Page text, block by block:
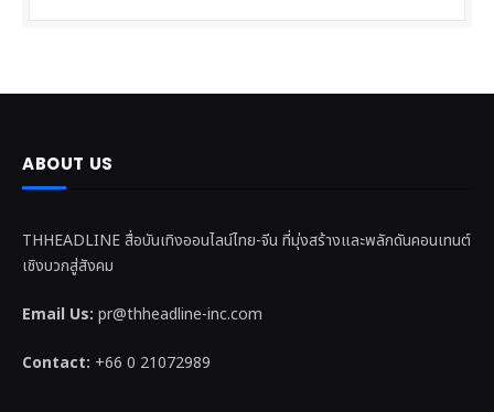
ABOUT US
THHEADLINE สื่อบันเทิงออนไลน์ไทย-จีน ที่มุ่งสร้างและพลักดันคอนเทนต์
เชิงบวกสู่สังคม
Email Us: pr@thheadline-inc.com
Contact: +66 0 21072989